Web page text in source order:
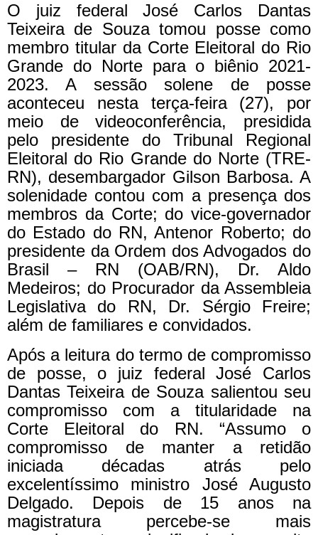
O juiz federal José Carlos Dantas
Teixeira de Souza tomou posse como
membro titular da Corte Eleitoral do Rio
Grande do Norte para o biênio 2021-
2023. A sessão solene de posse
aconteceu nesta terça-feira (27), por
meio de videoconferência, presidida
pelo presidente do Tribunal Regional
Eleitoral do Rio Grande do Norte (TRE-
RN), desembargador Gilson Barbosa. A
solenidade contou com a presença dos
membros da Corte; do vice-governador
do Estado do RN, Antenor Roberto; do
presidente da Ordem dos Advogados do
Brasil – RN (OAB/RN), Dr. Aldo
Medeiros; do Procurador da Assembleia
Legislativa do RN, Dr. Sérgio Freire;
além de familiares e convidados.
Após a leitura do termo de compromisso
de posse, o juiz federal José Carlos
Dantas Teixeira de Souza salientou seu
compromisso com a titularidade na
Corte Eleitoral do RN. “Assumo o
compromisso de manter a retidão
iniciada décadas atrás pelo
excelentíssimo ministro José Augusto
Delgado. Depois de 15 anos na
magistratura percebe-se mais